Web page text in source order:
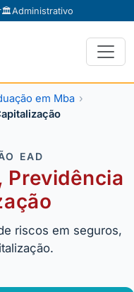
🏛️Administrativo
em Mba
EAD
Previdência
riscos em seguros,